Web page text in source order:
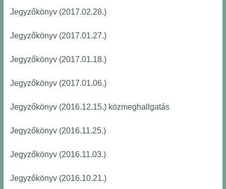
Jegyzőkönyv (2017.02.28.)
Jegyzőkönyv (2017.01.27.)
Jegyzőkönyv (2017.01.18.)
Jegyzőkönyv (2017.01.06.)
Jegyzőkönyv (2016.12.15.) közmeghallgatás
Jegyzőkönyv (2016.11.25.)
Jegyzőkönyv (2016.11.03.)
Jegyzőkönyv (2016.10.21.)